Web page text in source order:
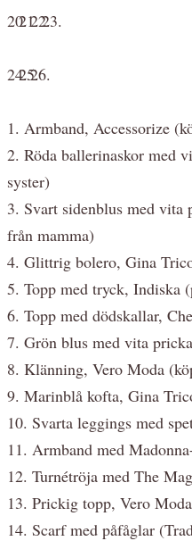
20.
21.
22.
23.
24.
25.
26.
1. Armband, Accessorize
2. Röda ballerinaskor med
syster)
3. Svart sidenblus med
från mamma)
4. Glittrig bolero, Gina
5. Topp med tryck, Indiska
6. Topp med dödskallar,
7. Grön blus med vita
8. Klänning, Vero Moda
9. Marinblå kofta, Gina
10. Svarta leggings med
11. Armband med
12. Turnétröja med The
13. Prickig topp, Vero
14. Scarf med påfåglar